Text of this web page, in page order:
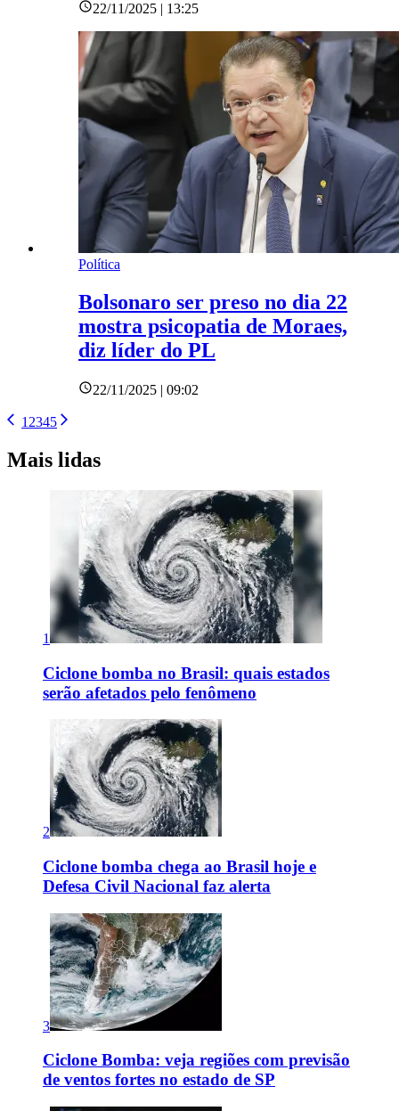
22/11/2025 | 13:25
Política
Bolsonaro ser preso no dia 22
mostra psicopatia de Moraes,
diz líder do PL
22/11/2025 | 09:02
1 2345
Mais lidas
1
Ciclone bomba no Brasil: quais estados
serão afetados pelo fenômeno
2
Ciclone bomba chega ao Brasil hoje e
Defesa Civil Nacional faz alerta
3
Ciclone Bomba: veja regiões com previsão
de ventos fortes no estado de SP